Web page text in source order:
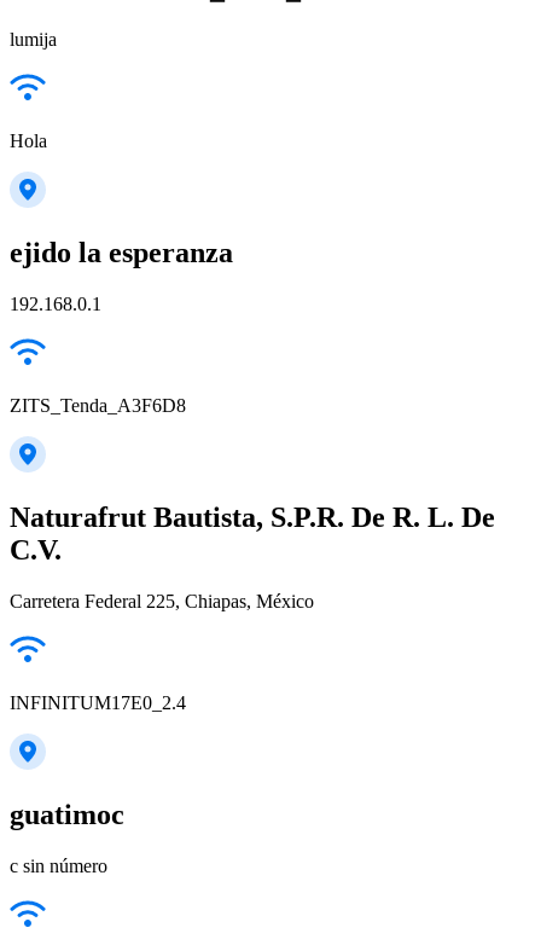
lumija
Hola
ejido la esperanza
192.168.0.1
ZITS_Tenda_A3F6D8
Naturafrut Bautista, S.P.R. De R. L. De
C.V.
Carretera Federal 225, Chiapas, México
INFINITUM17E0_2.4
guatimoc
c sin número